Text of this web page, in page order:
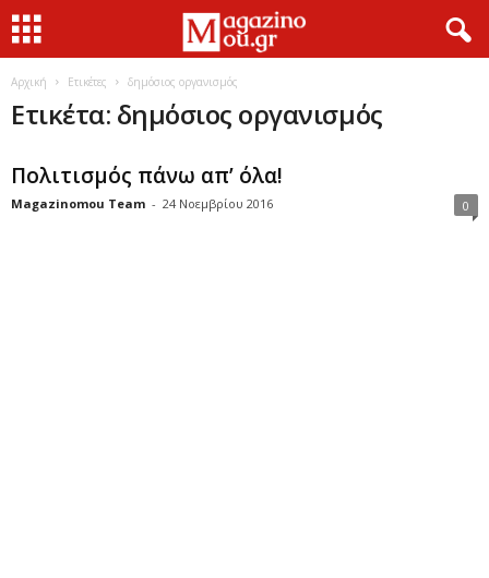
Αρχική Ετικέτες δημόσιος οργανισμός
Ετικέτα: δημόσιος οργανισμός
Πολιτισμός πάνω απ’ όλα!
Magazinomou Team - 24 Νοεμβρίου 2016 0